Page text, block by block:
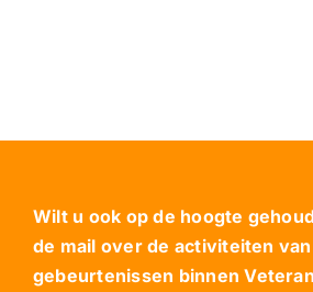
Wilt u ook op de hoogte
de mail over de activiteiten
gebeurtenissen binnen